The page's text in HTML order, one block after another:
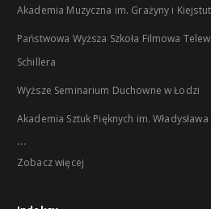
Akademia Muzyczna im. Grażyny i
Państwowa Wyższa Szkoła Filmowa
Schillera
Wyższe Seminarium Duchowne w Łodzi
Akademia Sztuk Pięknych im.
...
Zobacz więcej